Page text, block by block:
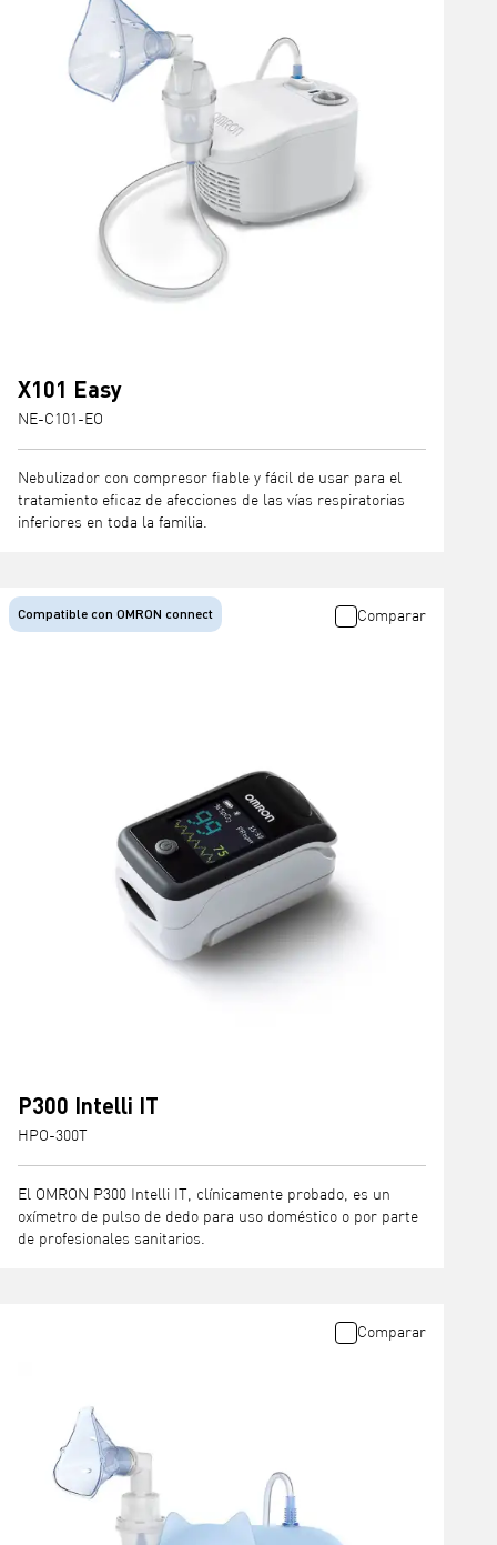
X101 Easy
NE-C101-EO
Nebulizador con compresor fiable y fácil de usar para el
tratamiento eficaz de afecciones de las vías respiratorias
inferiores en toda la familia.
P300 Intelli IT
HPO-300T
El OMRON P300 Intelli IT, clínicamente probado, es un
oxímetro de pulso de dedo para uso doméstico o por parte
de profesionales sanitarios.
Compatible con OMRON connect Comparar
Comparar